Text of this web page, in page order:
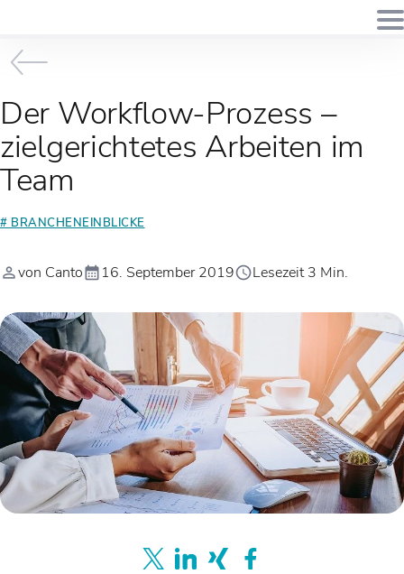
Der Workflow-Prozess –
zielgerichtetes Arbeiten im
Team
# BRANCHENEINBLICKE
von Canto 16. September 2019 Lesezeit 3 Min.